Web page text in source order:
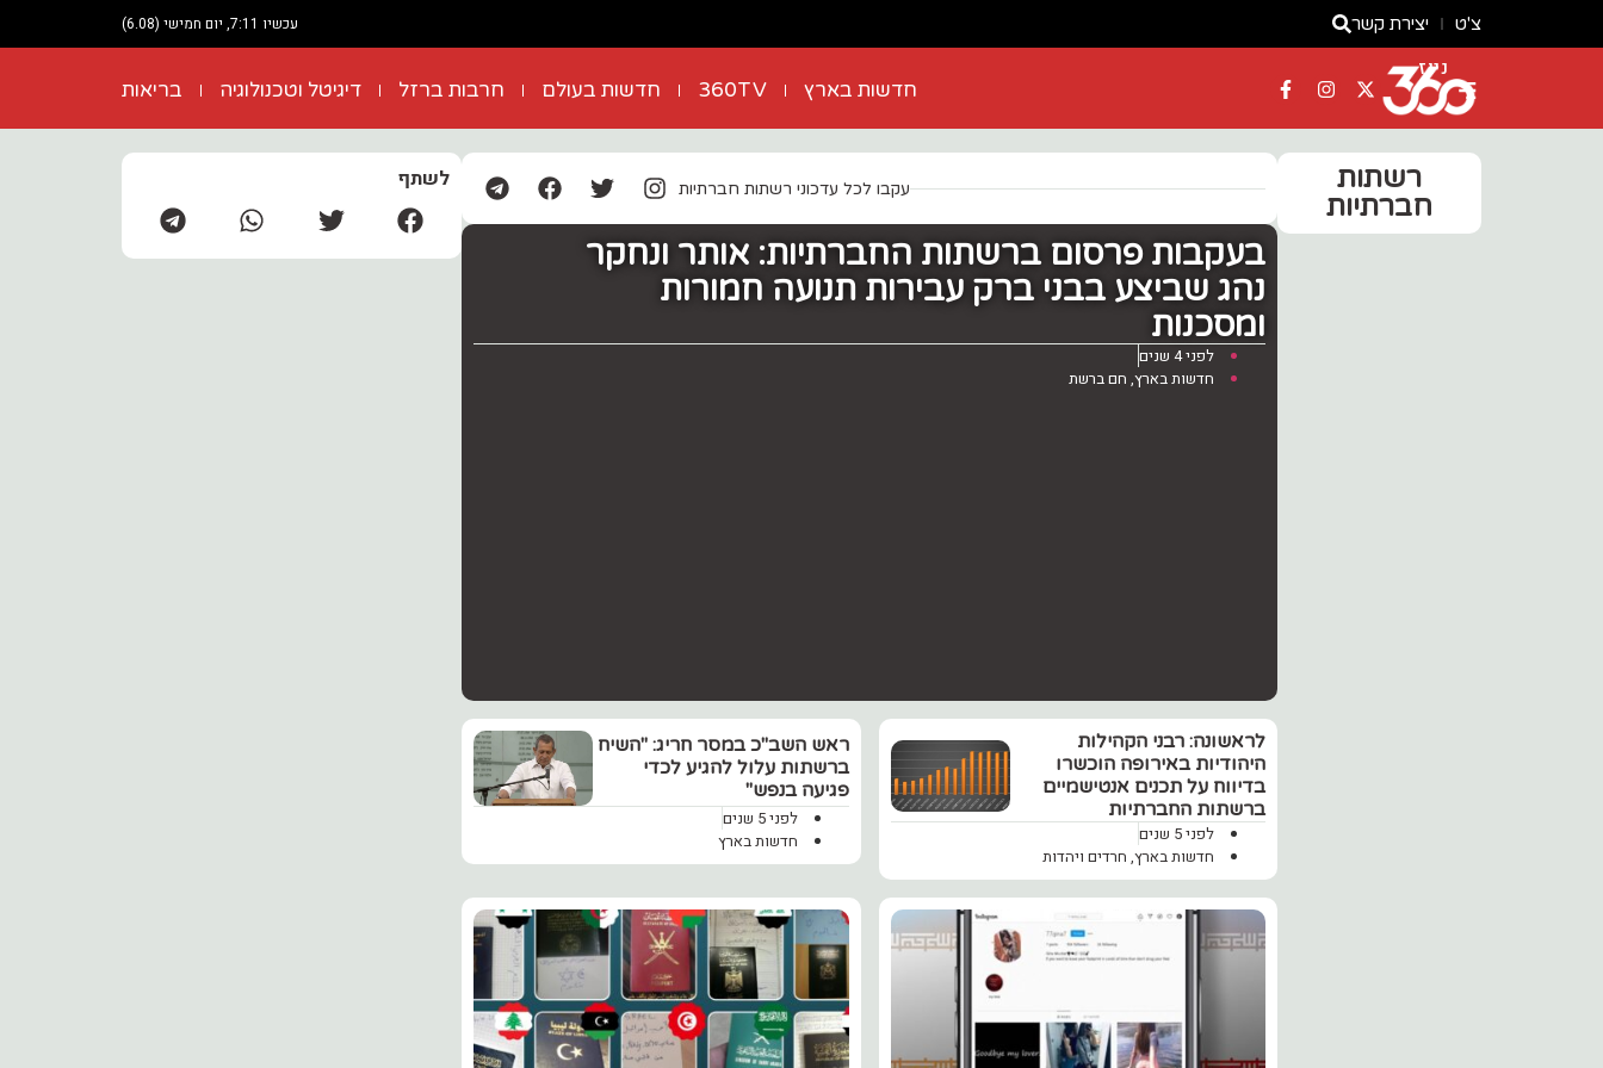
צ'ט יצירת קשר עכשיו 7:11, יום חמישי (6.08)
ניוז
חדשות בארץ 360TV חדשות בעולם חרבות ברזל דיגיטל וטכנולוגיה בריאות
רשתות
חברתיות
עקבו לכל עדכוני רשתות חברתיות
בעקבות פרסום ברשתות החברתיות: אותר ונחקר
נהג שביצע בבני ברק עבירות תנועה חמורות
ומסכנות
לפני 4 שנים
חדשות בארץ, חם ברשת
לראשונה: רבני הקהילות
היהודיות באירופה הוכשרו
בדיווח על תכנים אנטישמיים
ברשתות החברתיות
לפני 5 שנים
חדשות בארץ, חרדים ויהדות
‏ראש השב"כ במסר חריג: "השיח
ברשתות עלול להגיע לכדי
פגיעה בנפש"
לפני 5 שנים
חדשות בארץ
לשתף